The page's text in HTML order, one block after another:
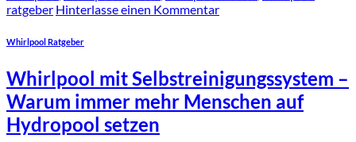
ratgeber Hinterlasse einen Kommentar
Whirlpool Ratgeber
Whirlpool mit Selbstreinigungssystem –
Warum immer mehr Menschen auf
Hydropool setzen